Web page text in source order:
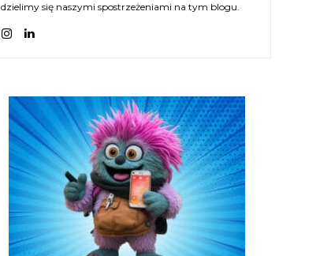
dzielimy się naszymi spostrzeżeniami na tym blogu.